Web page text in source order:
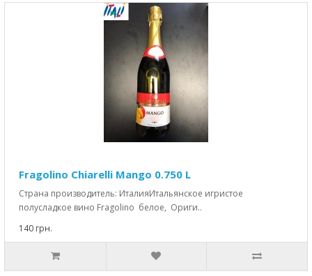
Fragolino Chiarelli Mango 0.750 L
Страна производитель: ИталияИтальянское игристое
полусладкое вино Fragolino белое, Ориги..
140 грн.